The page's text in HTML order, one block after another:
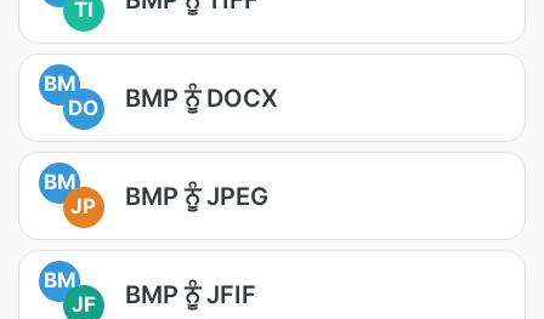
TI
BM
DO
BMP ਨੂੰ DOCX
BM
JP
BMP ਨੂੰ JPEG
BM
JF
BMP ਨੂੰ JFIF